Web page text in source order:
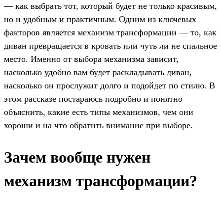
— как выбрать тот, который будет не только красивым,
но и удобным и практичным. Одним из ключевых
факторов является механизм трансформации — то, как
диван превращается в кровать или чуть ли не спальное
место. Именно от выбора механизма зависит,
насколько удобно вам будет раскладывать диван,
насколько он прослужит долго и подойдет по стилю. В
этом рассказе постараюсь подробно и понятно
объяснить, какие есть типы механизмов, чем они
хороши и на что обратить внимание при выборе.
Зачем вообще нужен
механизм трансформации?